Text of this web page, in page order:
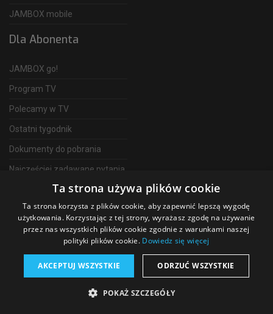
JAMBOX mobile
Dla Abonenta
JAMBOX go!
Program TV
Polecamy w TV
Ostatni tygodnik
Dokumenty do pobrania
Najczęściej zadawane pytania
Telewizja Światłowodowa
2026 SGT Operator telewizji JAMBOX
Ta strona używa plików cookie
Ta strona korzysta z plików cookie, aby zapewnić lepszą wygodę
użytkowania. Korzystając z tej strony, wyrażasz zgodę na używanie
przez nas wszystkich plików cookie zgodnie z warunkami naszej
polityki plików cookie. Dowiedz się więcej
AKCEPTUJ WSZYSTKIE ODRZUĆ WSZYSTKIE
POKAŻ SZCZEGÓŁY